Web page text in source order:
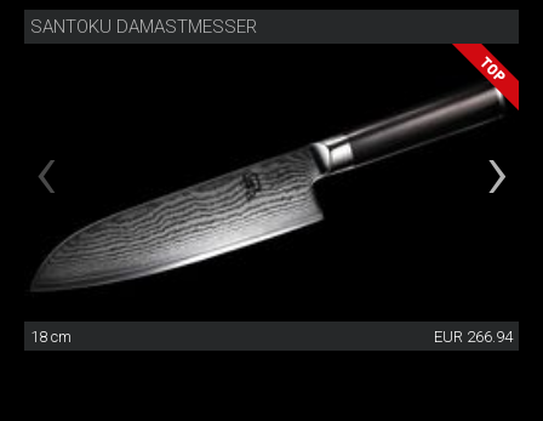
SANTOKU DAMASTMESSER
18 cm EUR 266.94